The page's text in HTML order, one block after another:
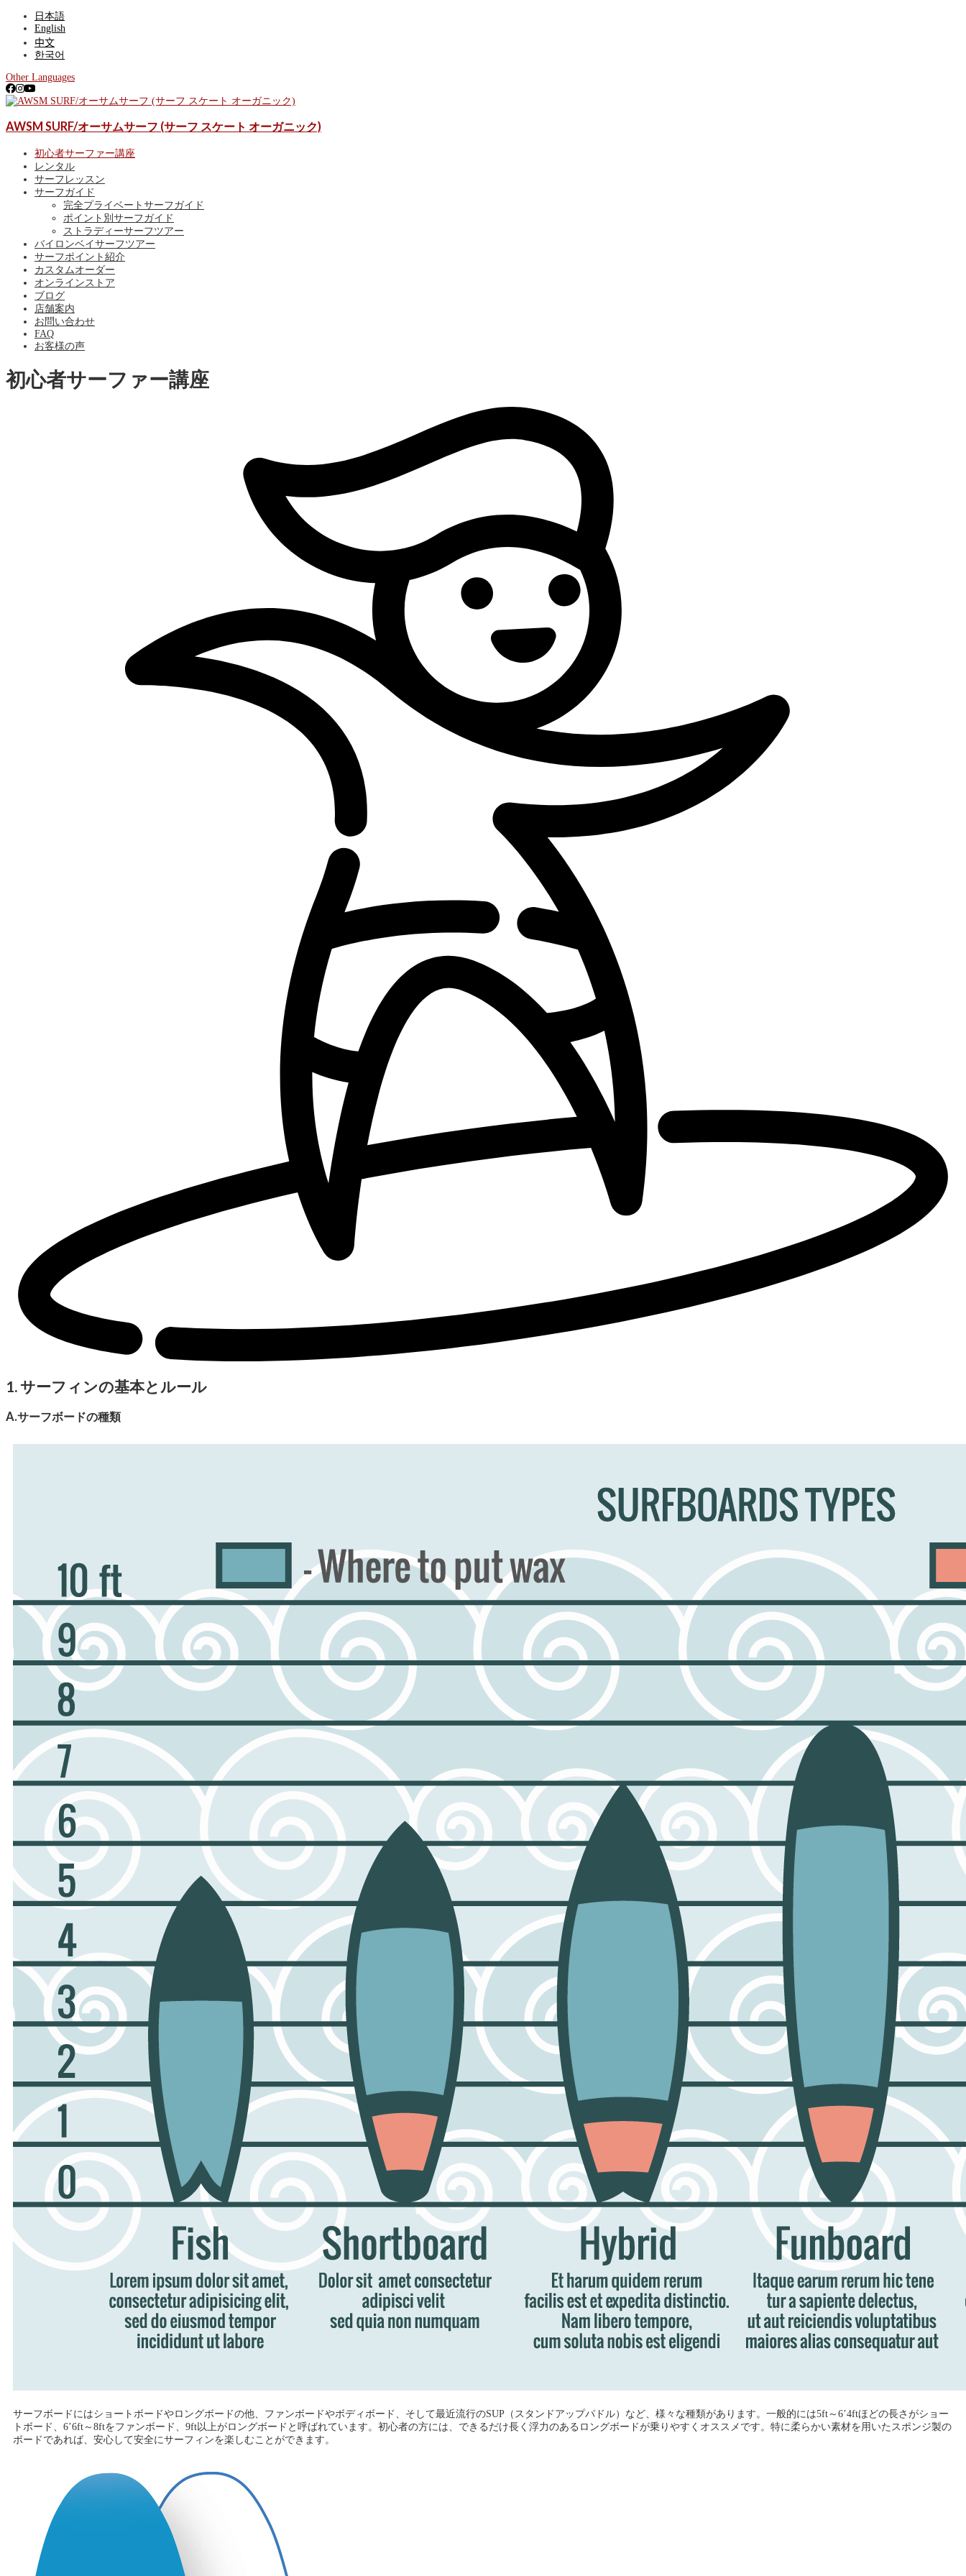
日本語
English
中文
한국어
Other Languages
AWSM SURF/オーサムサーフ (サーフ スケート オーガニック)
ールドコースト波情報、サーフポイント紹介も！
AWSM SURF/オーサムサーフ (サーフ スケート オーガニック)
初心者サーファー講座
レンタル
サーフレッスン
サーフガイド
完全プライベートサーフガイド
ポイント別サーフガイド
ストラディーサーフツアー
バイロンベイサーフツアー
サーフポイント紹介
カスタムオーダー
オンラインストア
ブログ
店舗案内
お問い合わせ
FAQ
お客様の声
初心者サーファー講座
1. サーフィンの基本とルール
A.サーフボードの種類
サーフボードにはショートボードやロングボードの他、ファンボードやボディボード、そして最近流行のSUP（スタンドアップパドル）など、様々な種類があります。一般的には5ft～6’4ftほどの長さがショー
トボード、6’6ft～8ftをファンボード、9ft以上がロングボードと呼ばれています。初心者の方には、できるだけ長く浮力のあるロングボードが乗りやすくオススメです。特に柔らかい素材を用いたスポンジ製の
ボードであれば、安心して安全にサーフィンを楽しむことができます。